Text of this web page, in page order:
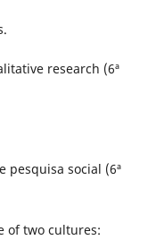
research (6ª
pesquisa social (6ª
of two cultures: